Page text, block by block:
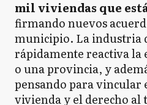
mil viviendas que
firmando nuevos
municipio. La industria
rápidamente reactiva la
o una provincia, y
pensando para vincular
vivienda y el derecho al